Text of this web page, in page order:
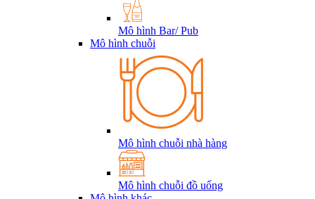
Mô hình Bar/ Pub
Mô hình chuỗi
Mô hình chuỗi nhà hàng
Mô hình chuỗi đồ uống